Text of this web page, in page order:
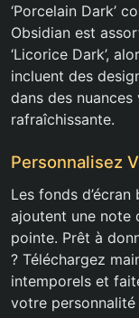
‘Porcelain Dark’
Obsidian est
‘Licorice Dark’,
incluent des
dans des
rafraîchissante.
Personnalisez
Les fonds
ajoutent une note
pointe. Prêt à
? Téléchargez
intemporels et
votre